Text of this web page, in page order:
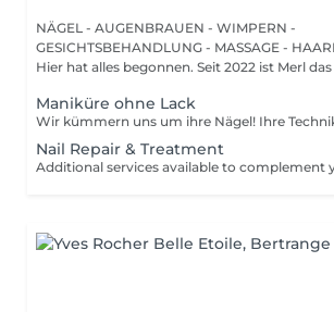
NÄGEL - AUGENBRAUEN - WIMPERN -
GESICHTSBEHANDLUNG - MASSAGE -
Hier hat alles begonnen. Seit 2022 ist Merl
Maniküre ohne Lack
Nail Repair & Treatment